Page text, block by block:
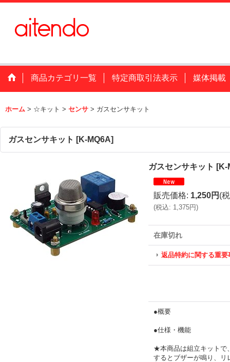
商品カテゴリ一覧 特定商取引法表示 媒体掲載
ホーム > ☆キット > センサ > ガスセンサキット
ガスセンサキット [K-MQ6A]
ガスセンサキット [K-
販売価格: 1,250円 (
(税込: 1,375円)
在庫切れ
返品特約に関する重要
●概要
●仕様・機能
★本商品は組立キットで
するとブザーが鳴り、リ